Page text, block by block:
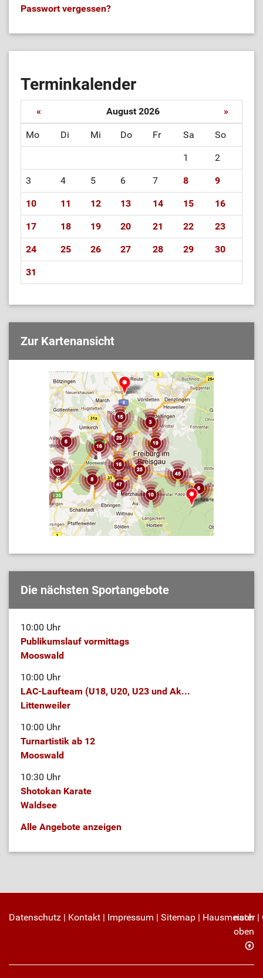
Passwort vergessen?
Terminkalender
« August 2026 »
Mo Di Mi Do Fr Sa So
1 2
3 4 5 6 7 8 9
10 11 12 13 14 15 16
17 18 19 20 21 22 23
24 25 26 27 28 29 30
31
Zur Kartenansicht
Die nächsten Sportangebote
10:00 Uhr
Publikumslauf vormittags
Mooswald
10:00 Uhr
LAC-Laufteam (U18, U20, U23 und Ak...
Littenweiler
10:00 Uhr
Turnartistik ab 12
Mooswald
10:30 Uhr
Shotokan Karate
Waldsee
Alle Angebote anzeigen
Datenschutz | Kontakt | Impressum | Sitemap | Hausmeister|
nach
oben